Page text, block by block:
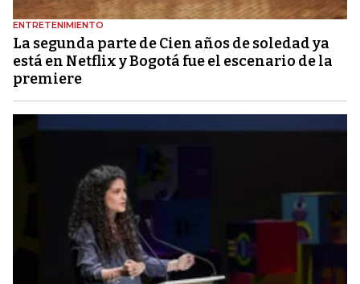
ENTRETENIMIENTO
La segunda parte de Cien años de soledad ya
está en Netflix y Bogotá fue el escenario de la
premiere